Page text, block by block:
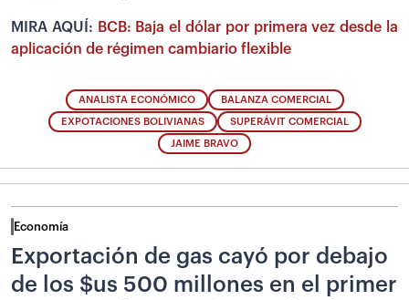
MIRA AQUÍ: BCB: Baja el dólar por primera vez desde la
aplicación de régimen cambiario flexible
ANALISTA ECONÓMICO BALANZA COMERCIAL
EXPOTACIONES BOLIVIANAS SUPERÁVIT COMERCIAL
JAIME BRAVO
Economía
Exportación de gas cayó por debajo
de los $us 500 millones en el primer